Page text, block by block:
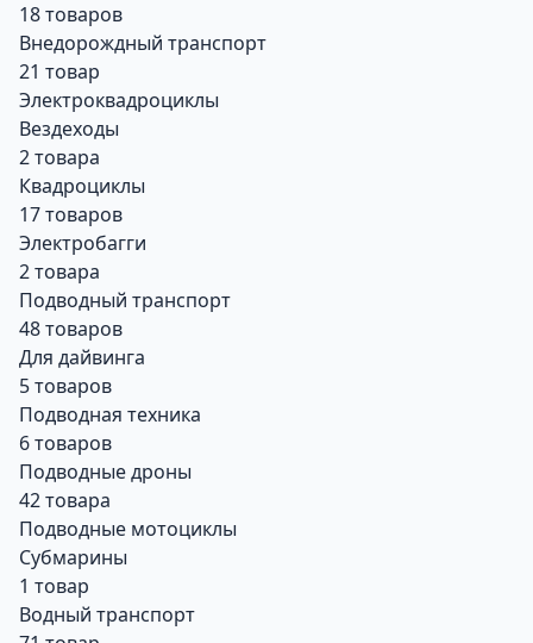
18 товаров
Внедорождный транспорт
21 товар
Электроквадроциклы
Вездеходы
2 товара
Квадроциклы
17 товаров
Электробагги
2 товара
Подводный транспорт
48 товаров
Для дайвинга
5 товаров
Подводная техника
6 товаров
Подводные дроны
42 товара
Подводные мотоциклы
Субмарины
1 товар
Водный транспорт